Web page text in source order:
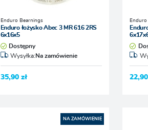
Enduro Bearnings
Enduro łożysko Abec 3 MR 616 2RS
6x16x5
Dostępny
Wysyłka:Na zamówienie
35,90 zł
Enduro
NA ZAMÓWIENIE